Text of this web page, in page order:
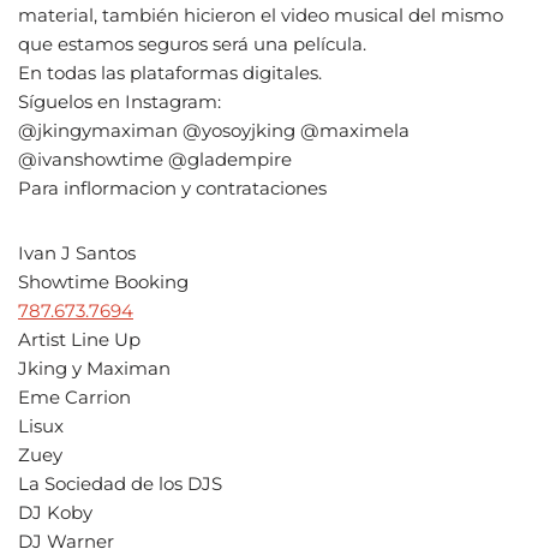
material, también hicieron el video musical del mismo
que estamos seguros será una película.
En todas las plataformas digitales.
Síguelos en Instagram:
@jkingymaximan @yosoyjking @maximela
@ivanshowtime @gladempire
Para inflormacion y contrataciones
Ivan J Santos
Showtime Booking
787.673.7694
Artist Line Up
Jking y Maximan
Eme Carrion
Lisux
Zuey
La Sociedad de los DJS
DJ Koby
DJ Warner